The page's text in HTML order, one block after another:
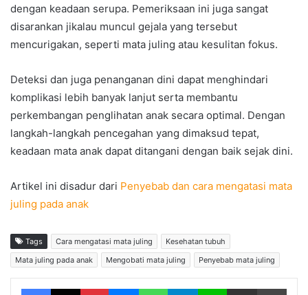
dengan keadaan serupa. Pemeriksaan ini juga sangat
disarankan jikalau muncul gejala yang tersebut
mencurigakan, seperti mata juling atau kesulitan fokus.
Deteksi dan juga penanganan dini dapat menghindari
komplikasi lebih banyak lanjut serta membantu
perkembangan penglihatan anak secara optimal. Dengan
langkah-langkah pencegahan yang dimaksud tepat,
keadaan mata anak dapat ditangani dengan baik sejak dini.
Artikel ini disadur dari Penyebab dan cara mengatasi mata
juling pada anak
Tags Cara mengatasi mata juling
Kesehatan tubuh
Mata juling pada anak
Mengobati mata juling Penyebab mata juling
Facebook X Pinterest Messenger WhatsApp Telegram Line Share via Email